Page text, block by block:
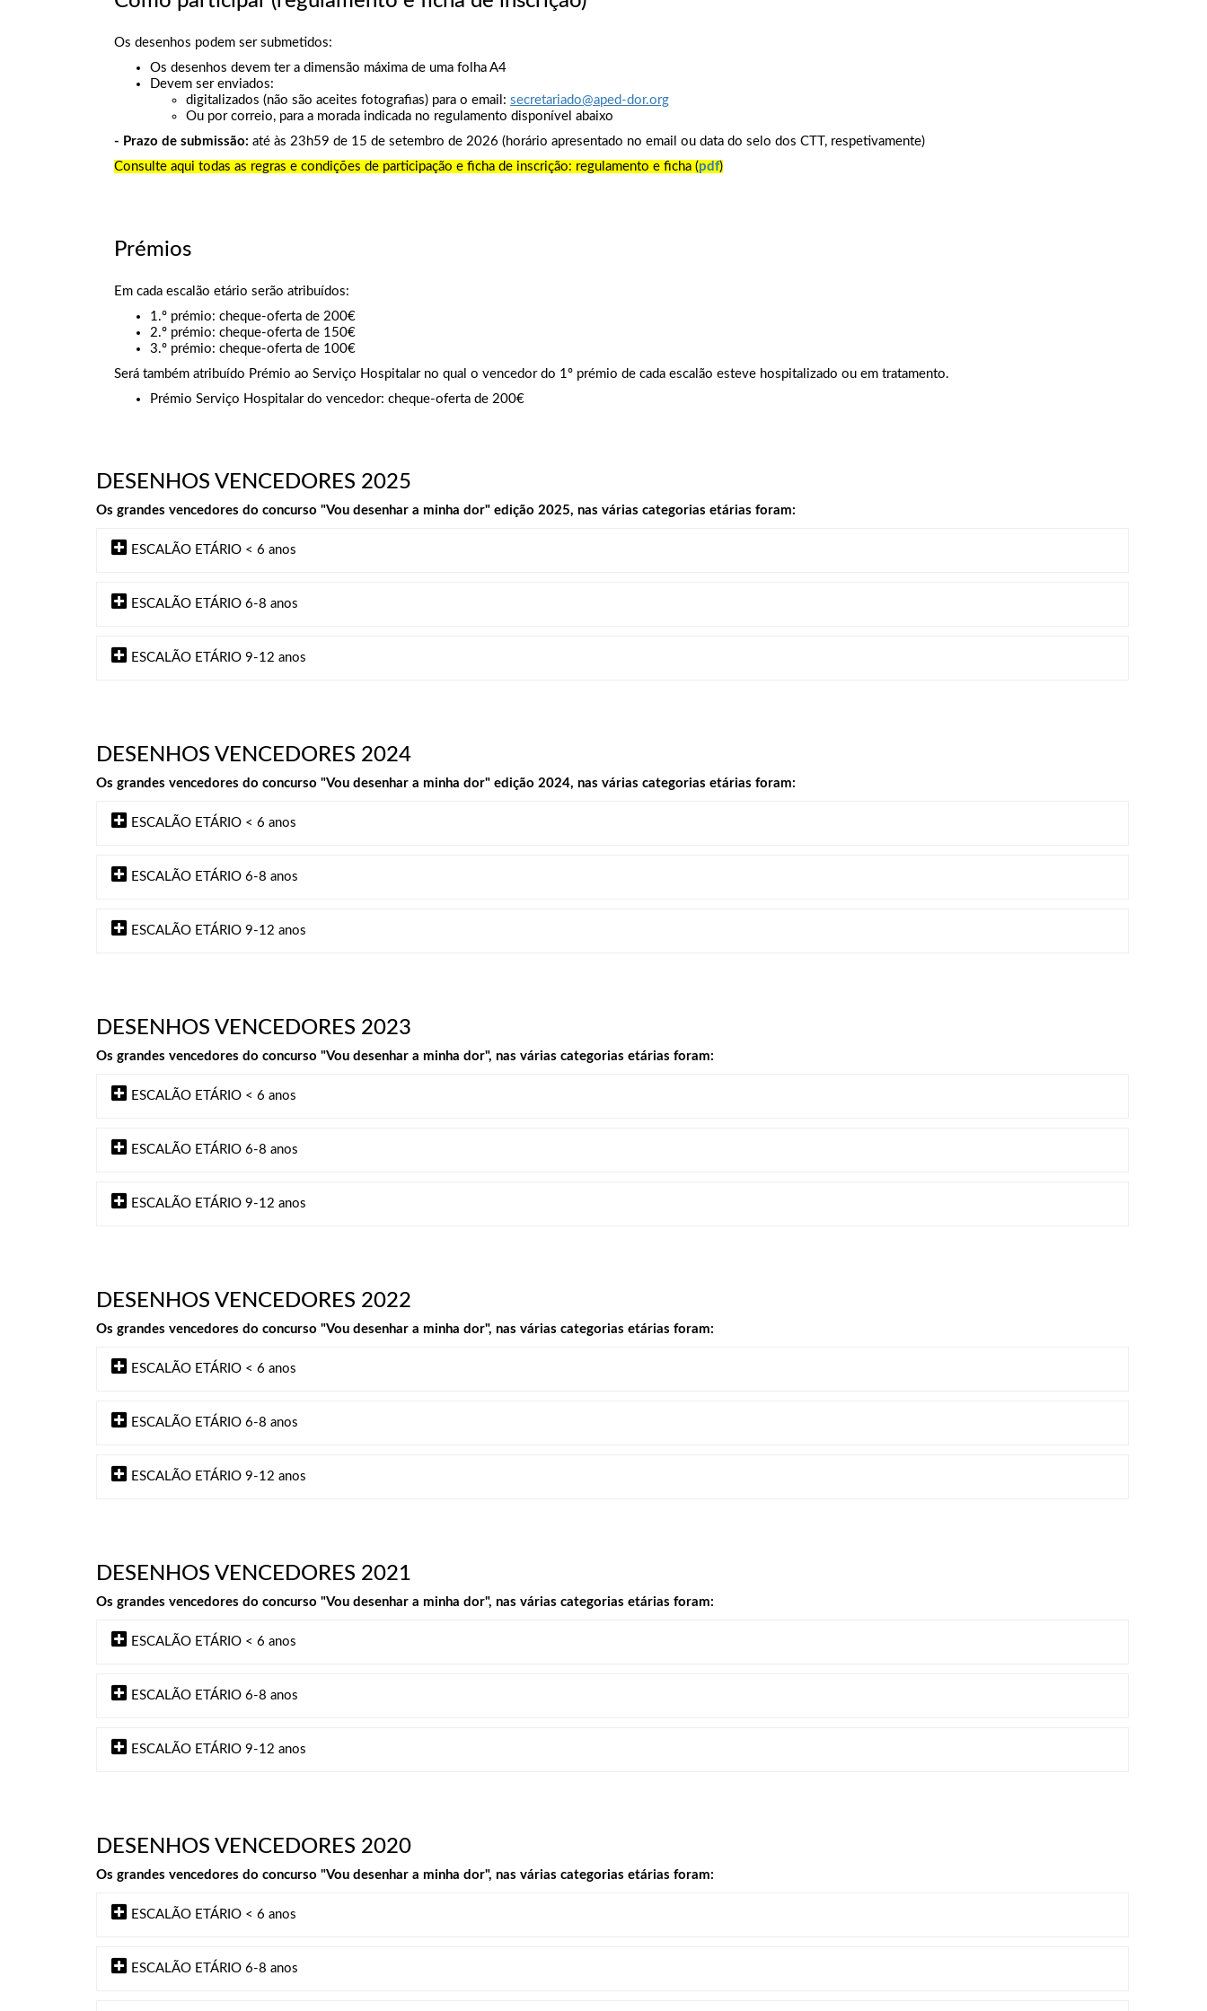
Os desenhos podem ser submetidos:
Os desenhos devem ter a dimensão máxima de uma folha A4
Devem ser enviados:
digitalizados (não são aceites fotografias) para o email: secretariado@aped-dor.org
Ou por correio, para a morada indicada no regulamento disponível abaixo
- Prazo de submissão: até às 23h59 de 15 de setembro de 2026 (horário apresentado no email ou data do selo dos CTT, respetivamente)
Consulte aqui todas as regras e condições de participação e ficha de inscrição: regulamento e ficha (pdf)
Prémios
Em cada escalão etário serão atribuídos:
1.º prémio: cheque-oferta de 200€
2.º prémio: cheque-oferta de 150€
3.º prémio: cheque-oferta de 100€
Será também atribuído Prémio ao Serviço Hospitalar no qual o vencedor do 1º prémio de cada escalão esteve hospitalizado ou em tratamento.
Prémio Serviço Hospitalar do vencedor: cheque-oferta de 200€
DESENHOS VENCEDORES 2025
Os grandes vencedores do concurso "Vou desenhar a minha dor" edição 2025, nas várias categorias etárias foram:
ESCALÃO ETÁRIO < 6 anos
ESCALÃO ETÁRIO 6-8 anos
ESCALÃO ETÁRIO 9-12 anos
DESENHOS VENCEDORES 2024
Os grandes vencedores do concurso "Vou desenhar a minha dor" edição 2024, nas várias categorias etárias foram:
ESCALÃO ETÁRIO < 6 anos
ESCALÃO ETÁRIO 6-8 anos
ESCALÃO ETÁRIO 9-12 anos
DESENHOS VENCEDORES 2023
Os grandes vencedores do concurso "Vou desenhar a minha dor", nas várias categorias etárias foram:
ESCALÃO ETÁRIO < 6 anos
ESCALÃO ETÁRIO 6-8 anos
ESCALÃO ETÁRIO 9-12 anos
DESENHOS VENCEDORES 2022
Os grandes vencedores do concurso "Vou desenhar a minha dor", nas várias categorias etárias foram:
ESCALÃO ETÁRIO < 6 anos
ESCALÃO ETÁRIO 6-8 anos
ESCALÃO ETÁRIO 9-12 anos
DESENHOS VENCEDORES 2021
Os grandes vencedores do concurso "Vou desenhar a minha dor", nas várias categorias etárias foram:
ESCALÃO ETÁRIO < 6 anos
ESCALÃO ETÁRIO 6-8 anos
ESCALÃO ETÁRIO 9-12 anos
DESENHOS VENCEDORES 2020
Os grandes vencedores do concurso "Vou desenhar a minha dor", nas várias categorias etárias foram:
ESCALÃO ETÁRIO < 6 anos
ESCALÃO ETÁRIO 6-8 anos